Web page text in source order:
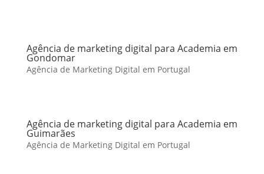
Agência de marketing digital para Academia em
Gondomar
Agência de Marketing Digital em Portugal
Agência de marketing digital para Academia em
Guimarães
Agência de Marketing Digital em Portugal